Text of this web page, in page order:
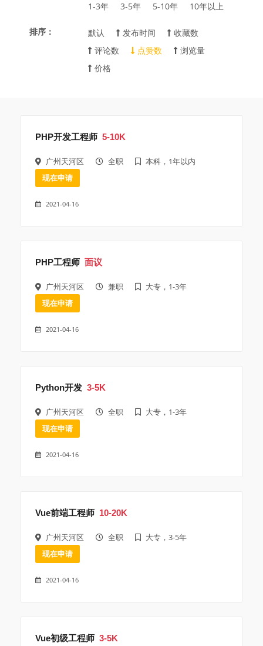
1-3年
3-5年 5-10年 10年以上
排序： 默认 发布时间
收藏数
评论数
点赞数
浏览量
价格
PHP开发工程师 5-10K
广州天河区 全职 本科，1年以内
现在申请
2021-04-16
PHP工程师 面议
广州天河区 兼职 大专，1-3年
现在申请
2021-04-16
Python开发 3-5K
广州天河区 全职 大专，1-3年
现在申请
2021-04-16
Vue前端工程师 10-20K
广州天河区 全职 大专，3-5年
现在申请
2021-04-16
Vue初级工程师 3-5K